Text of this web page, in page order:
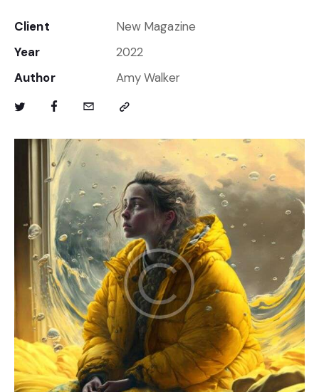
Client
New Magazine
Year
2022
Author
Amy Walker